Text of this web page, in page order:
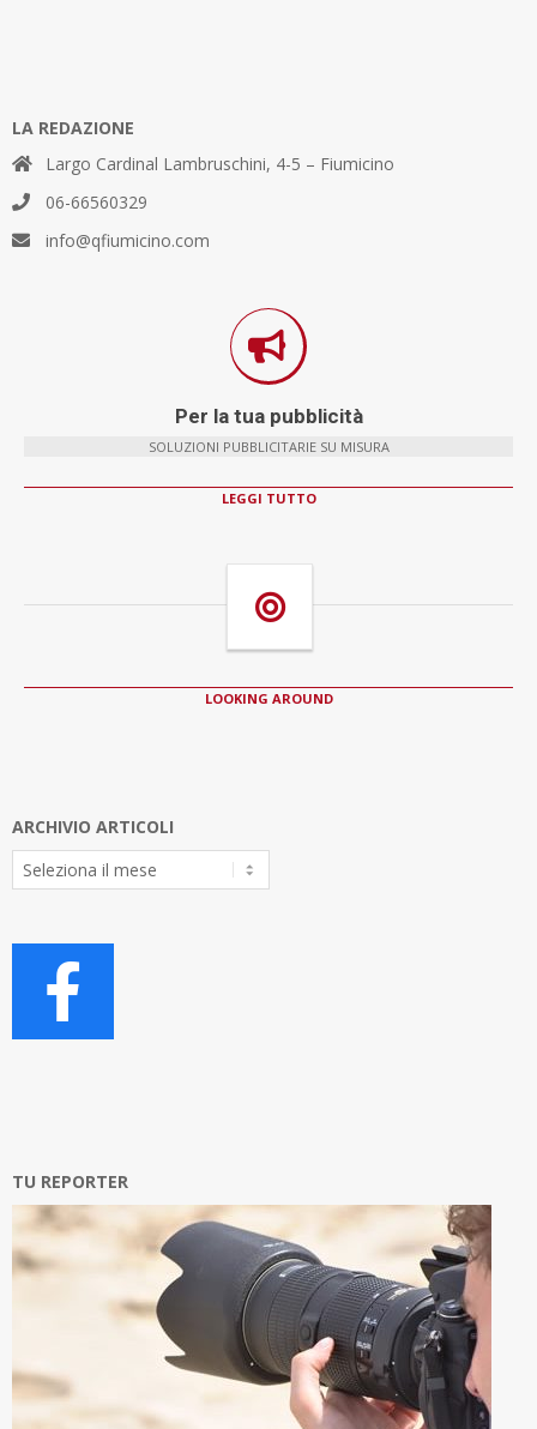
LA REDAZIONE
Largo Cardinal Lambruschini, 4-5 – Fiumicino
06-66560329
info@qfiumicino.com
Per la tua pubblicità
SOLUZIONI PUBBLICITARIE SU MISURA
LEGGI TUTTO
LOOKING AROUND
ARCHIVIO ARTICOLI
Archivio
Articoli
TU REPORTER